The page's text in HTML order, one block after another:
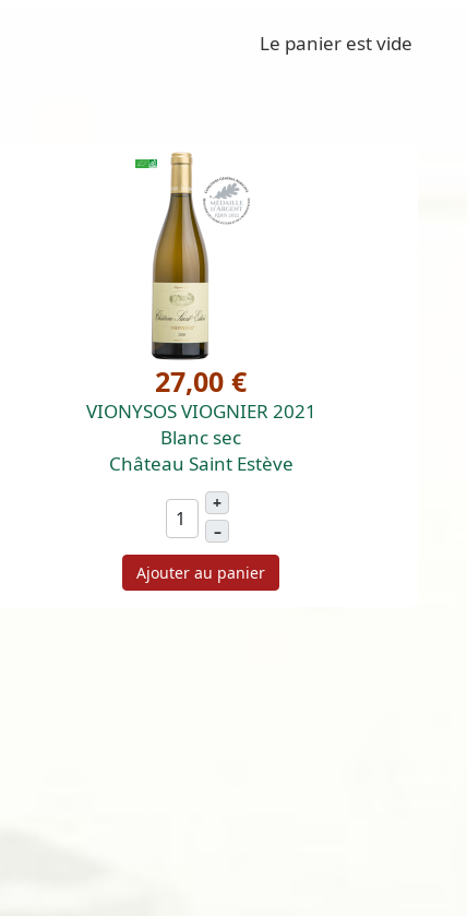
Le panier est vide
27,00 €
VIONYSOS VIOGNIER 2021
Blanc sec
Château Saint Estève
+
–
Ajouter au panier